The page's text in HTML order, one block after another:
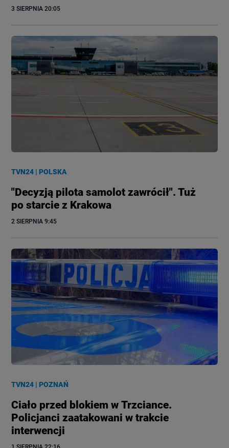
3 SIERPNIA 20:05
TVN24 |POLSKA
"Decyzją pilota samolot zawrócił". Tuż
po starcie z Krakowa
2 SIERPNIA 9:45
TVN24 |POZNAŃ
Ciało przed blokiem w Trzciance.
Policjanci zaatakowani w trakcie
interwencji